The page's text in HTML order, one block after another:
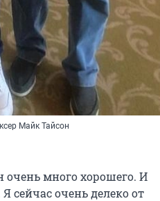
Майк Тайсон
много хорошего. И
сейчас очень делеко от